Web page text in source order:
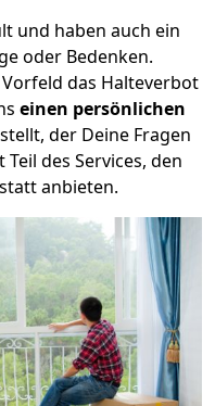
und haben auch ein
oder Bedenken.
das Halteverbot
einen persönlichen
der Deine Fragen
des Services, den
anbieten.